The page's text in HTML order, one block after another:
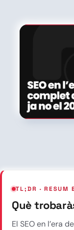
TL;DR · RESUM
Què
El SEO en l’era